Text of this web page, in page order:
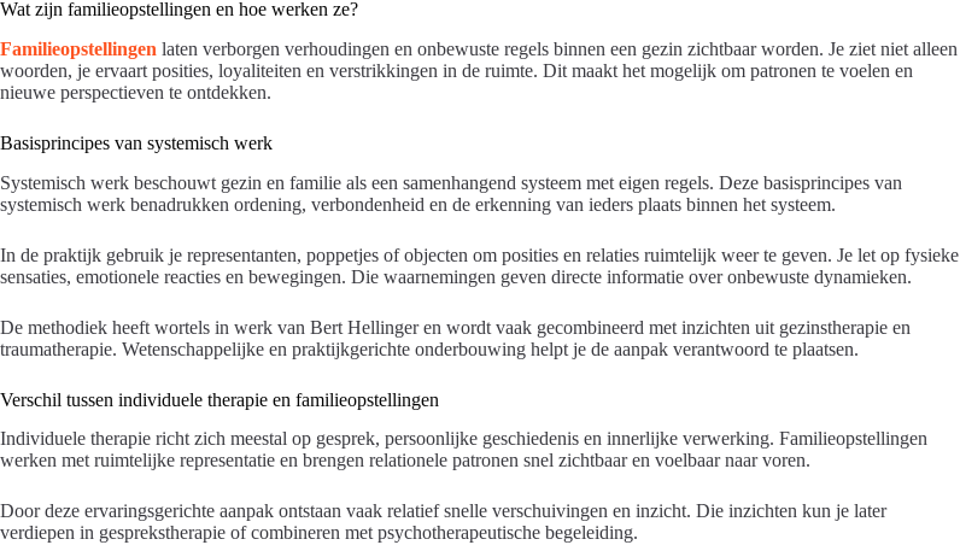
Wat zijn familieopstellingen en hoe werken ze?
Familieopstellingen laten verborgen verhoudingen en onbewuste regels binnen een gezin zichtbaar worden. Je ziet niet alleen
woorden, je ervaart posities, loyaliteiten en verstrikkingen in de ruimte. Dit maakt het mogelijk om patronen te voelen en
nieuwe perspectieven te ontdekken.
Basisprincipes van systemisch werk
Systemisch werk beschouwt gezin en familie als een samenhangend systeem met eigen regels. Deze basisprincipes van
systemisch werk benadrukken ordening, verbondenheid en de erkenning van ieders plaats binnen het systeem.
In de praktijk gebruik je representanten, poppetjes of objecten om posities en relaties ruimtelijk weer te geven. Je let op fysieke
sensaties, emotionele reacties en bewegingen. Die waarnemingen geven directe informatie over onbewuste dynamieken.
De methodiek heeft wortels in werk van Bert Hellinger en wordt vaak gecombineerd met inzichten uit gezinstherapie en
traumatherapie. Wetenschappelijke en praktijkgerichte onderbouwing helpt je de aanpak verantwoord te plaatsen.
Verschil tussen individuele therapie en familieopstellingen
Individuele therapie richt zich meestal op gesprek, persoonlijke geschiedenis en innerlijke verwerking. Familieopstellingen
werken met ruimtelijke representatie en brengen relationele patronen snel zichtbaar en voelbaar naar voren.
Door deze ervaringsgerichte aanpak ontstaan vaak relatief snelle verschuivingen en inzicht. Die inzichten kun je later
verdiepen in gesprekstherapie of combineren met psychotherapeutische begeleiding.